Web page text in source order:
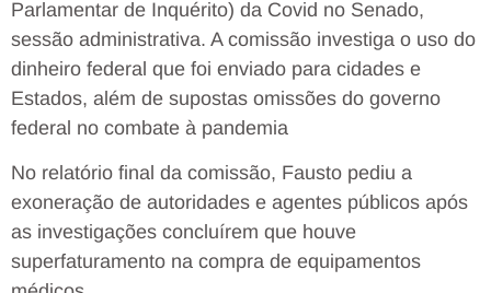
Parlamentar de Inquérito) da Covid no Senado,
sessão administrativa. A comissão investiga o uso do
dinheiro federal que foi enviado para cidades e
Estados, além de supostas omissões do governo
federal no combate à pandemia
No relatório final da comissão, Fausto pediu a
exoneração de autoridades e agentes públicos após
as investigações concluírem que houve
superfaturamento na compra de equipamentos